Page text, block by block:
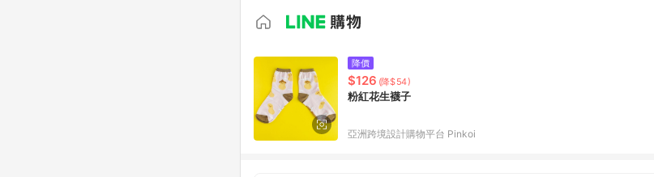
降價
$126 (降$54)
粉紅花生襪子
亞洲跨境設計購物平台 Pinkoi